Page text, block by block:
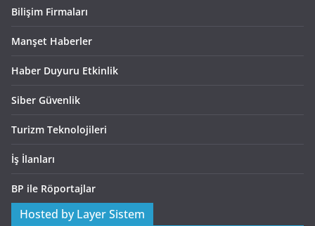
Bilişim Firmaları
Manşet Haberler
Haber Duyuru Etkinlik
Siber Güvenlik
Turizm Teknolojileri
İş İlanları
BP ile Röportajlar
Hosted by Layer Sistem